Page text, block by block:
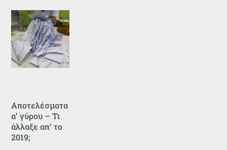
Αποτελέσματα
α’ γύρου – Τι
άλλαξε απ’ το
2019;